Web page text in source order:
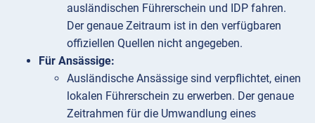
ausländischen Führerschein und IDP fahren.
Der genaue Zeitraum ist in den verfügbaren
offiziellen Quellen nicht angegeben.
Für Ansässige:
Ausländische Ansässige sind verpflichtet, einen
lokalen Führerschein zu erwerben. Der genaue
Zeitrahmen für die Umwandlung eines